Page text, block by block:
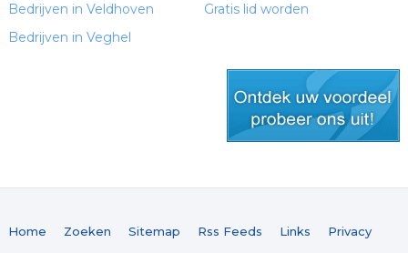
Bedrijven in Veldhoven
Bedrijven in Veghel
Gratis lid worden
Home Zoeken Sitemap Rss Feeds Links Privacy